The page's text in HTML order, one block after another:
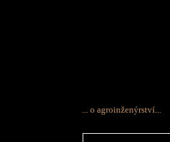
... o agroinženýrství...